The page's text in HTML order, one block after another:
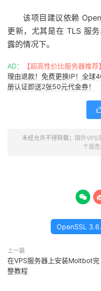
该项目建议依赖
更新，尤其是在 TLS 服
露的情况下。
AD： 【超高性价比服务器推荐】
理由退款！免费更换IP！全
册认证即送2张50元代金券！
未经允许不得转载； 国外VPS
个高

OpenSSL
上一篇
在VPS服务器上安装Moltbot完
整教程